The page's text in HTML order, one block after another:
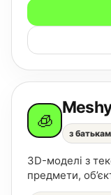
🧊
Meshy
з
3D-моделі з
предмети,